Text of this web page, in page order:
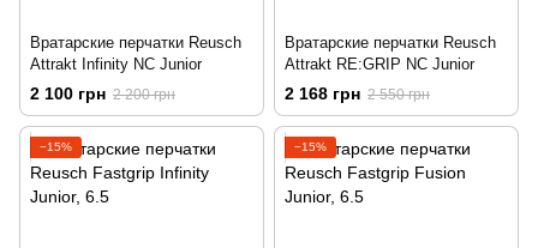
Вратарские перчатки Reusch
Attrakt Infinity NC Junior
2 100 грн 2 200 грн
Вратарские перчатки Reusch
Attrakt RE:GRIP NC Junior
2 168 грн 2 550 грн
−15% −15%